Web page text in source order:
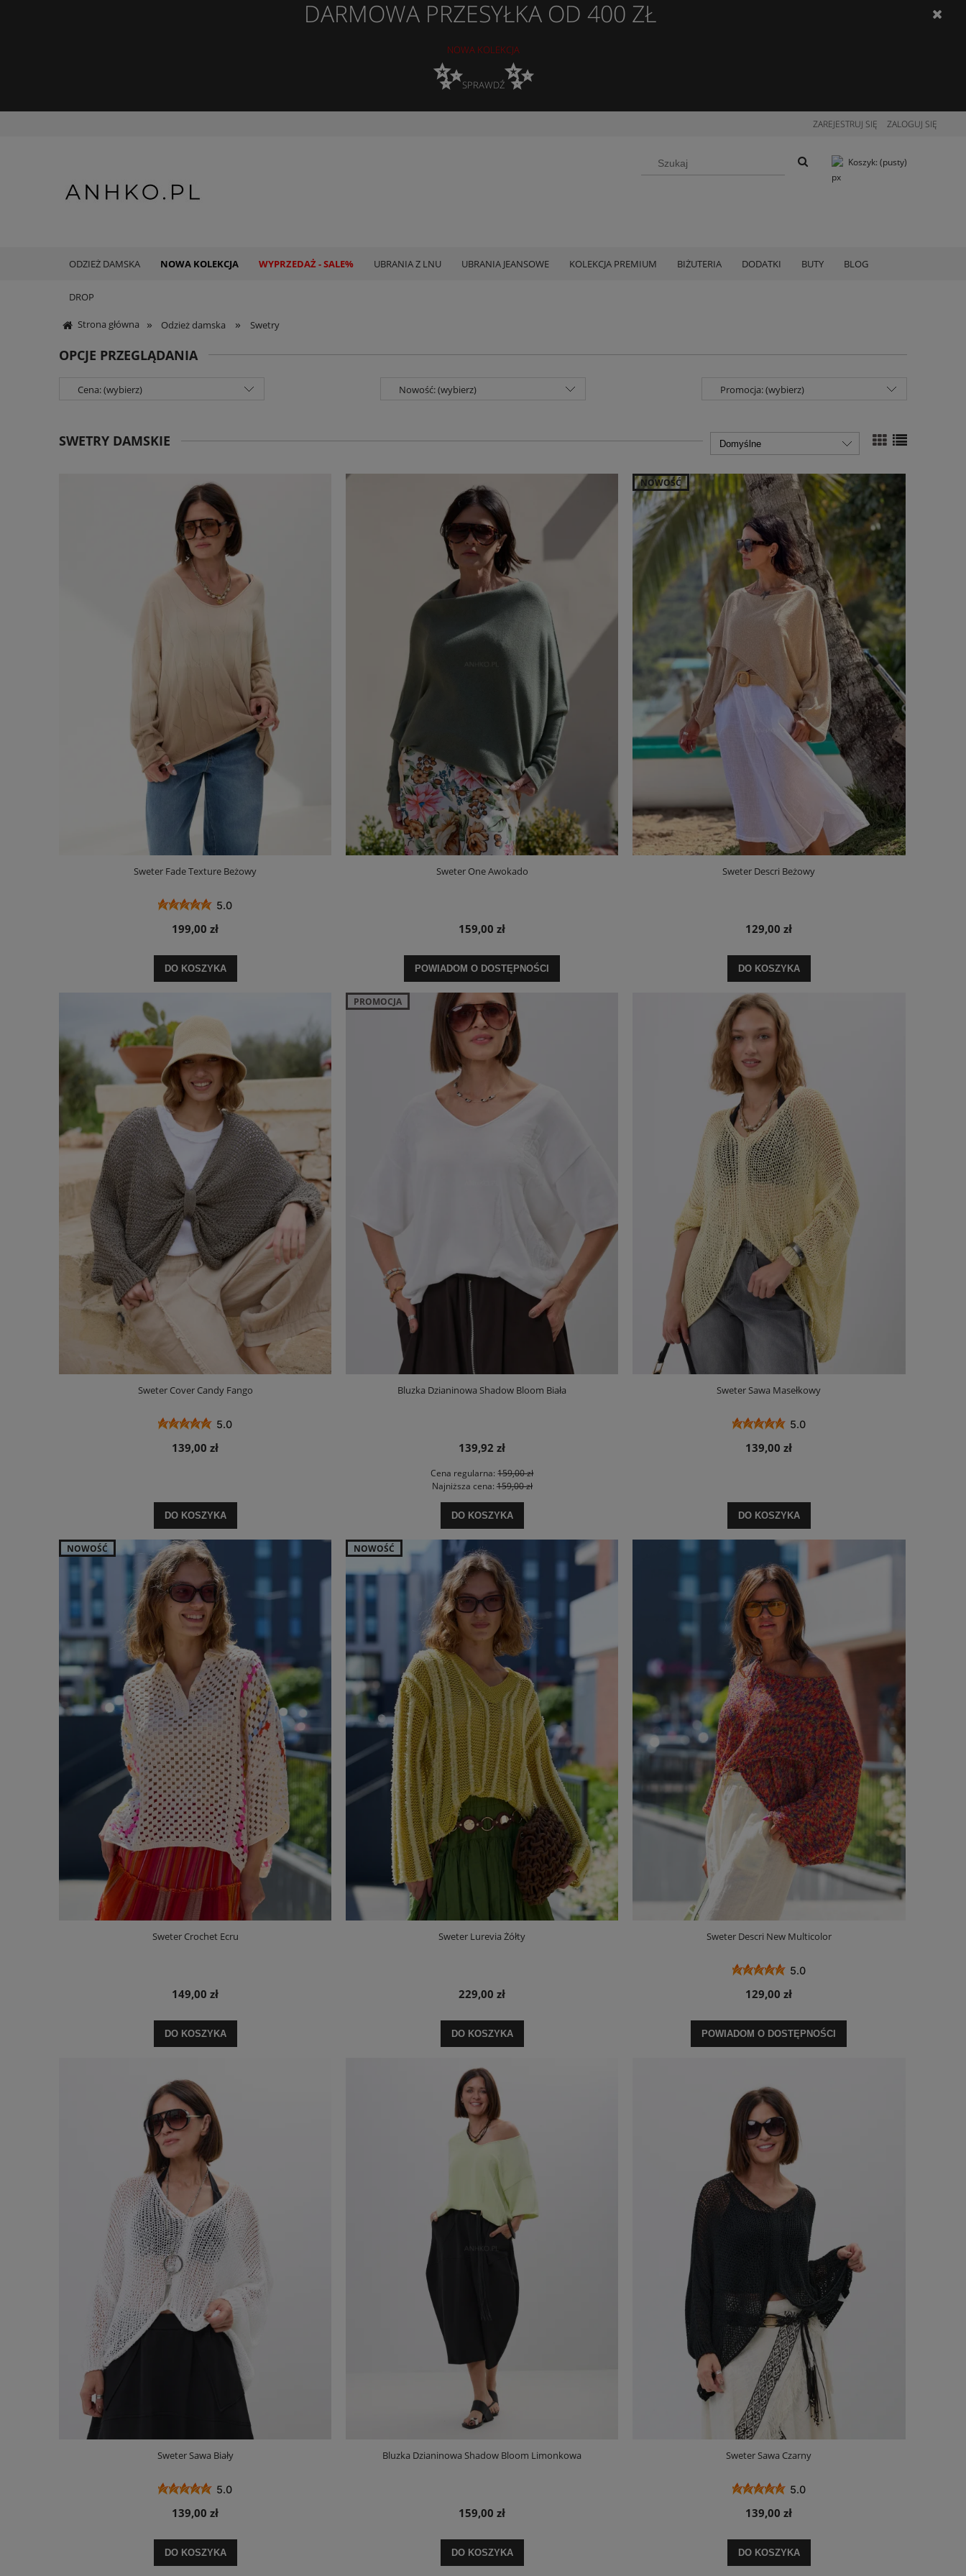
DARMOWA PRZESYŁKA OD 400 ZŁ
NOWA KOLEKCJA
✨SPRAWDŹ✨
ZAREJESTRUJ SIĘ ZALOGUJ SIĘ
Koszyk: (pusty)
ODZIEŻ DAMSKA NOWA KOLEKCJA WYPRZEDAŻ - SALE% UBRANIA Z LNU UBRANIA JEANSOWE KOLEKCJA PREMIUM BIŻUTERIA DODATKI BUTY BLOG
DROP
Strona główna » Odzież damska » Swetry
OPCJE PRZEGLĄDANIA
Cena: (wybierz) Nowość: (wybierz) Promocja: (wybierz)
SWETRY DAMSKIE
Sweter Fade Texture Beżowy
5.0
199,00 zł
DO KOSZYKA
Sweter One Awokado
159,00 zł
POWIADOM O DOSTĘPNOŚCI
Sweter Descri Beżowy
129,00 zł
DO KOSZYKA
NOWOŚĆ
Sweter Cover Candy Fango
5.0
139,00 zł
DO KOSZYKA
Bluzka Dzianinowa Shadow Bloom Biała
139,92 zł
Cena regularna:159,00 zł
Najniższa cena:159,00 zł
DO KOSZYKA
PROMOCJA
Sweter Sawa Masełkowy
5.0
139,00 zł
DO KOSZYKA
Sweter Crochet Ecru
149,00 zł
DO KOSZYKA
NOWOŚĆ
Sweter Lurevia Żółty
229,00 zł
DO KOSZYKA
NOWOŚĆ
Sweter Descri New Multicolor
5.0
129,00 zł
POWIADOM O DOSTĘPNOŚCI
Sweter Sawa Biały
5.0
139,00 zł
DO KOSZYKA
Bluzka Dzianinowa Shadow Bloom Limonkowa
159,00 zł
DO KOSZYKA
Sweter Sawa Czarny
5.0
139,00 zł
DO KOSZYKA